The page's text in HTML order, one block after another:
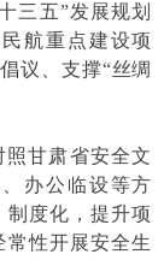
三五”发展规划
航重点建设项
议、支撑“丝绸
照甘肃省安全文
办公临设等方
制度化，提升项
常性开展安全生